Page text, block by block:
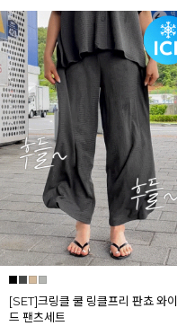
[SET]크링클 쿨 링클프리 판쵸 와이
드 팬츠세트